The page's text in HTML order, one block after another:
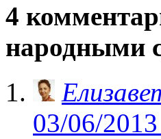
4
народными
03/06/